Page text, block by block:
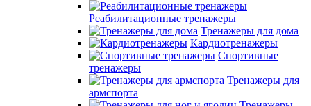
Реабилитационные тренажеры
Тренажеры для дома
Кардиотренажеры
Спортивные
тренажеры
Тренажеры для
армспорта